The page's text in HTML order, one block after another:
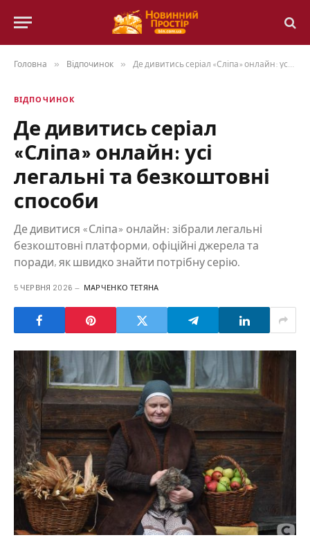
Головна » Відпочинок » Де дивитись серіал «Сліпа» онлайн: усі легальні та безкоштовні способи
ВІДПОЧИНОК
Де дивитись серіал
«Сліпа» онлайн: усі
легальні та безкоштовні
способи
Де дивитися «Сліпа» онлайн: зібрали легальні
безкоштовні платформи, офіційні джерела та
поради, як швидко знайти потрібну серію.
5 ЧЕРВНЯ 2026 МАРЧЕНКО ТЕТЯНА